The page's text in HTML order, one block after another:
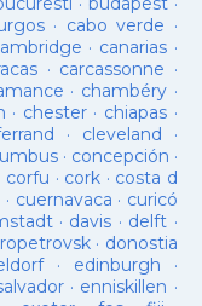
· cabo verde ·
· canarias·
· carcassonne ·
· chambéry·
· chester· chiapas ·
· cleveland ·
· concepción ·
corfu · cork · costa d
· cuernavaca · curicó
· davis · delft ·
· donostia
· edinburgh ·
· enniskillen ·